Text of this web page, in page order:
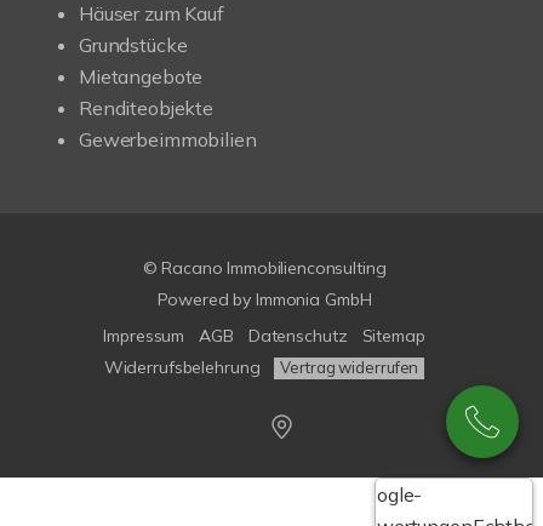
Häuser zum Kauf
Grundstücke
Mietangebote
Renditeobjekte
Gewerbeimmobilien
© Racano Immobilienconsulting
Powered by Immonia GmbH
Impressum
AGB Datenschutz
Sitemap
Widerrufsbelehrung
Vertrag widerrufen
Google-